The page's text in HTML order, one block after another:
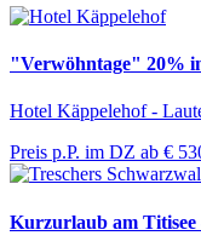
"Verwöhntage" 20%
Hotel Käppelehof -
Preis p.P. im DZ ab €
Kurzurlaub am